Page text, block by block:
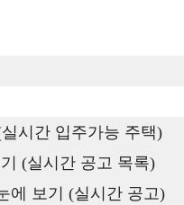
시간 입주가능 주택)
(실시간 공고 목록)
에 보기 (실시간 공고)